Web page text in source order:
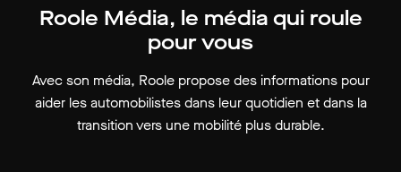
Roole Média, le média qui roule
pour vous
Avec son média, Roole propose des informations pour
aider les automobilistes dans leur quotidien et dans la
transition vers une mobilité plus durable.